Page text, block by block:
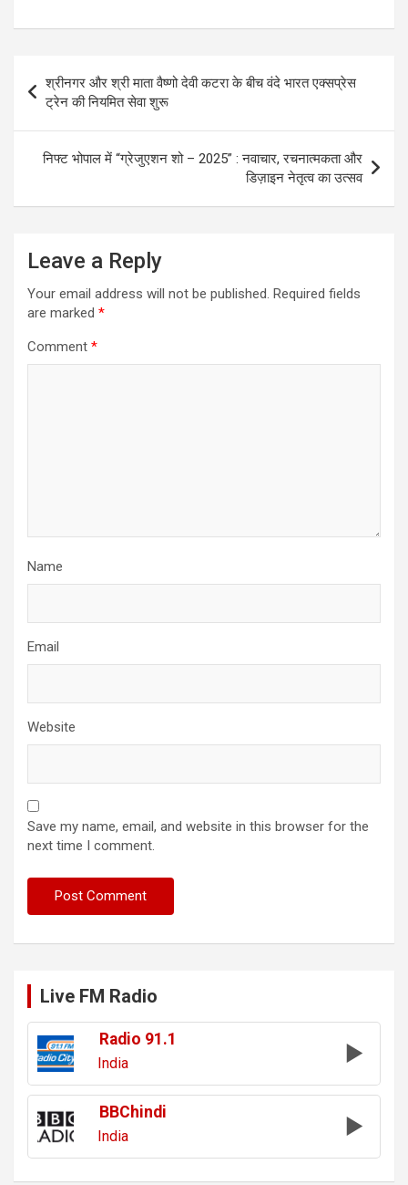
navigation
श्रीनगर और श्री माता वैष्णो देवी कटरा के बीच वंदे भारत एक्सप्रेस
ट्रेन की नियमित सेवा शुरू
निफ्ट भोपाल में “ग्रेजुएशन शो – 2025” : नवाचार, रचनात्मकता और
डिज़ाइन नेतृत्व का उत्सव
Leave a Reply
Your email address will not be published. Required fields
are marked *
Comment *
Name
Email
Website
Save my name, email, and website in this browser for the
next time I comment.
Live FM Radio
Radio 91.1
India
BBChindi
India